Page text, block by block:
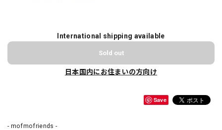
International shipping available
Sold out
日本国内にお住まいの方向け
Save
- mofmofriends -